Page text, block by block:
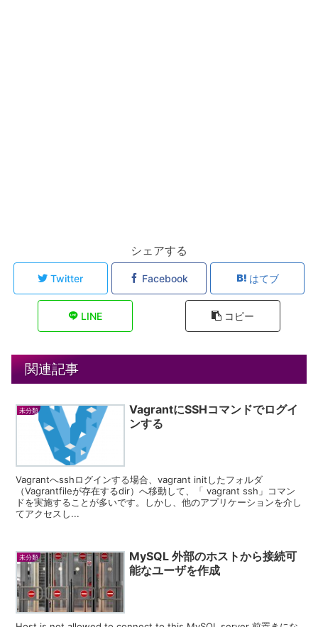
シェアする
Twitter Facebook はてブ
LINE コピー
関連記事
未分類
VagrantにSSHコマンドでログイ
ンする
Vagrantへsshログインする場合、vagrant initしたフォルダ
（Vagrantfileが存在するdir）へ移動して、「 vagrant ssh」コマン
ドを実施することが多いです。しかし、他のアプリケーションを介し
てアクセスし...
未分類
MySQL 外部のホストから接続可
能なユーザを作成